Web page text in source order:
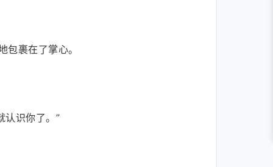
裹在了掌心。
认识你了。”